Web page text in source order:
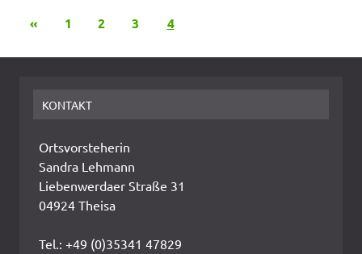
« 1 2 3 4
KONTAKT
Ortsvorsteherin
Sandra Lehmann
Liebenwerdaer Straße 31
04924 Theisa
Tel.: +49 (0)35341 47829